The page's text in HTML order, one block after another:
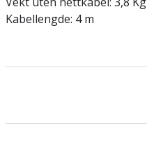
Kabellengde: 4 m